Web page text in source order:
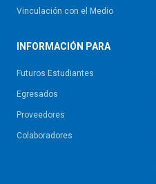
Vinculación con el Medio
INFORMACIÓN PARA
Futuros Estudiantes
Egresados
Proveedores
Colaboradores